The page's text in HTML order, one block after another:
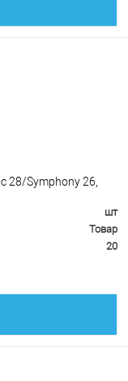
28/Symphony 26,
шт
Товар
20